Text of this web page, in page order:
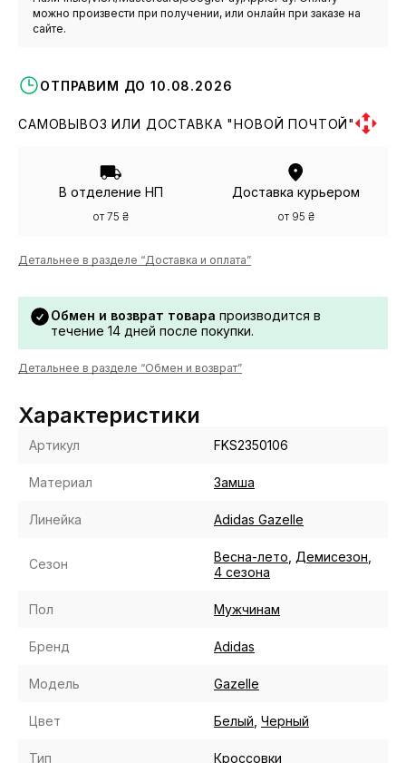
можно произвести при получении, или онлайн при заказе на
сайте.
ОТПРАВИМ ДО 10.08.2026
САМОВЫВОЗ ИЛИ ДОСТАВКА "НОВОЙ ПОЧТОЙ"
В отделение НП
от 75 ₴
Доставка курьером
от 95 ₴
Детальнее в разделе “Доставка и оплата”
Обмен и возврат товара производится в
течение 14 дней после покупки.
Детальнее в разделе “Обмен и возврат”
Характеристики
Артикул FKS2350106
Материал Замша
Линейка Adidas Gazelle
Сезон Весна-лето Демисезон
4 сезона
Пол Мужчинам
Бренд Adidas
Модель Gazelle
Цвет Белый Черный
Тип Кроссовки